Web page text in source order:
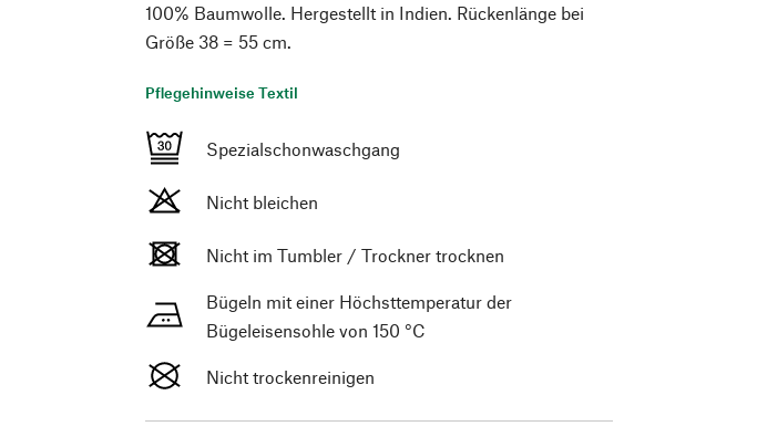
100% Baumwolle. Hergestellt in Indien. Rückenlänge bei
Größe 38 = 55 cm.
Pflegehinweise Textil
Spezialschonwaschgang
Nicht bleichen
Nicht im Tumbler / Trockner trocknen
Bügeln mit einer Höchsttemperatur der
Bügeleisensohle von 150 °C
Nicht trockenreinigen